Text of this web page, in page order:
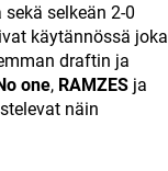
selkeän 2-0
käytännössä joka
draftin ja
one, RAMZES ja
näin